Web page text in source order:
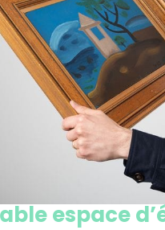
espace